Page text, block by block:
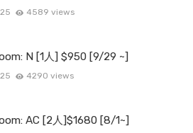
4589 views
N [1人] $950 [9/29 ~]
4290 views
AC [2人]$1680 [8/1~]